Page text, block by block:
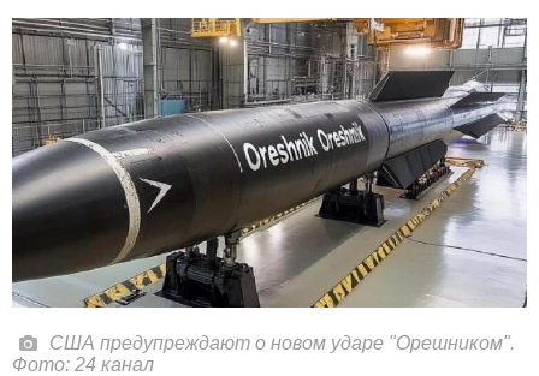
США предупреждают о новом ударе "Орешником".
Фото: 24 канал